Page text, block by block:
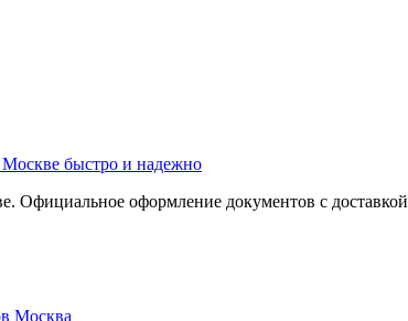
Москве быстро и надежно
Официальное оформление документов с доставкой
Москва